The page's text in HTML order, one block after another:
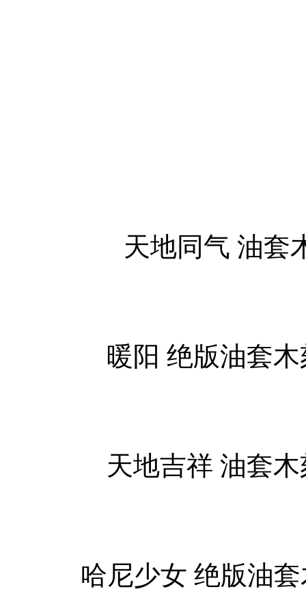
天地同气 油套
暖阳 绝版油套木
天地吉祥 油套木
哈尼少女 绝版油套